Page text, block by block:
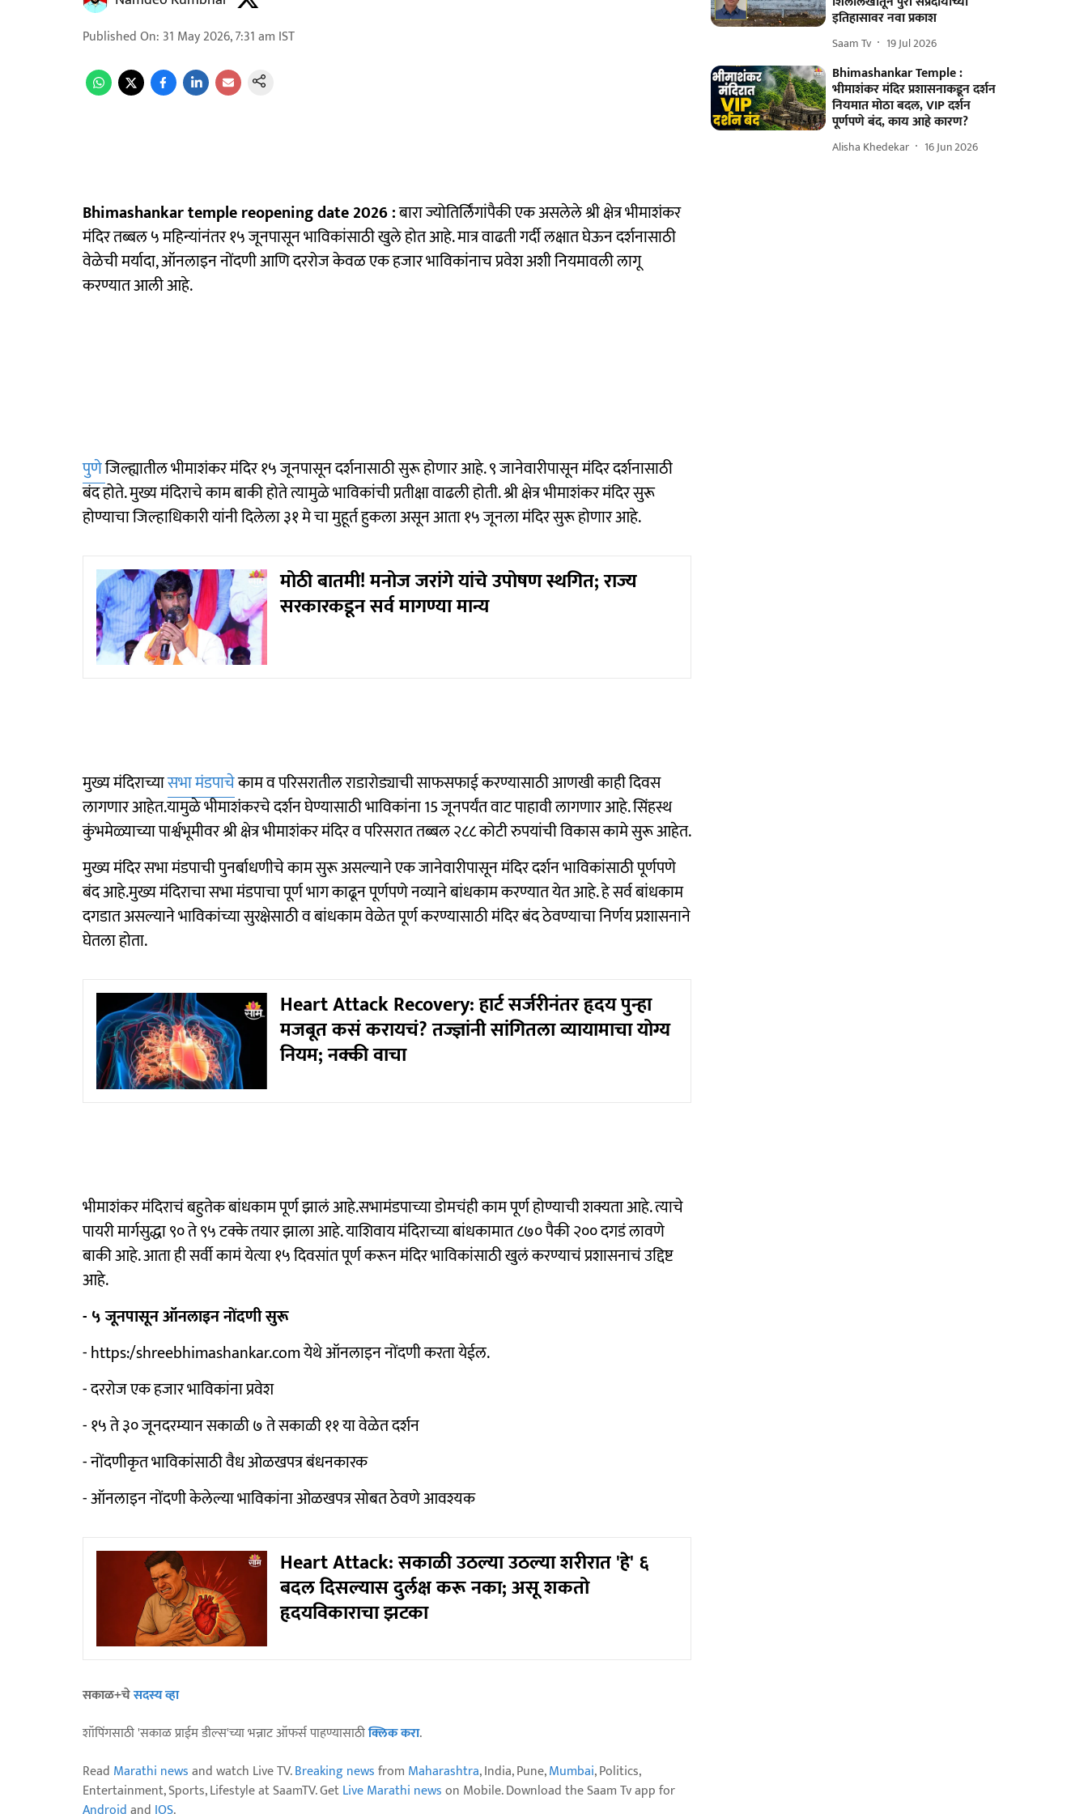
Published On: 31 May 2026, 7:31 am IST
Bhimashankar temple reopening date 2026 :बारा ज्योतिर्लिंगांपैकी एक असलेले श्री क्षेत्र भीमाशंकर
मंदिर तब्बल ५ महिन्यांनंतर १५ जूनपासून भाविकांसाठी खुले होत आहे. मात्र वाढती गर्दी लक्षात घेऊन दर्शनासाठी
वेळेची मर्यादा, ऑनलाइन नोंदणी आणि दररोज केवळ एक हजार भाविकांनाच प्रवेश अशी नियमावली लागू
करण्यात आली आहे.
पुणेजिल्ह्यातील भीमाशंकर मंदिर १५ जूनपासून दर्शनासाठी सुरू होणार आहे. ९ जानेवारीपासून मंदिर दर्शनासाठी
बंद होते. मुख्य मंदिराचे काम बाकी होते त्यामुळे भाविकांची प्रतीक्षा वाढली होती. श्री क्षेत्र भीमाशंकर मंदिर सुरू
होण्याचा जिल्हाधिकारी यांनी दिलेला ३१ मे चा मुहूर्त हुकला असून आता १५ जूनला मंदिर सुरू होणार आहे.
मोठी बातमी! मनोज जरांगे यांचे उपोषण स्थगित; राज्य
सरकारकडून सर्व मागण्या मान्य
मुख्य मंदिराच्यासभा मंडपाचेकाम व परिसरातील राडारोड्याची साफसफाई करण्यासाठी आणखी काही दिवस
लागणार आहेत.यामुळे भीमाशंकरचे दर्शन घेण्यासाठी भाविकांना 15 जूनपर्यंत वाट पाहावी लागणार आहे. सिंहस्थ
कुंभमेळ्याच्या पार्श्वभूमीवर श्री क्षेत्र भीमाशंकर मंदिर व परिसरात तब्बल २८८ कोटी रुपयांची विकास कामे सुरू आहेत.
मुख्य मंदिर सभा मंडपाची पुनर्बाधणीचे काम सुरू असल्याने एक जानेवारीपासून मंदिर दर्शन भाविकांसाठी पूर्णपणे
बंद आहे.मुख्य मंदिराचा सभा मंडपाचा पूर्ण भाग काढून पूर्णपणे नव्याने बांधकाम करण्यात येत आहे. हे सर्व बांधकाम
दगडात असल्याने भाविकांच्या सुरक्षेसाठी व बांधकाम वेळेत पूर्ण करण्यासाठी मंदिर बंद ठेवण्याचा निर्णय प्रशासनाने
घेतला होता.
Heart Attack Recovery: हार्ट सर्जरीनंतर हृदय पुन्हा
मजबूत कसं करायचं? तज्ज्ञांनी सांगितला व्यायामाचा योग्य
नियम; नक्की वाचा
भीमाशंकर मंदिराचं बहुतेक बांधकाम पूर्ण झालं आहे.सभामंडपाच्या डोमचंही काम पूर्ण होण्याची शक्यता आहे. त्याचे
पायरी मार्गसुद्धा ९० ते ९५ टक्के तयार झाला आहे. याशिवाय मंदिराच्या बांधकामात ८७० पैकी २०० दगडं लावणे
बाकी आहे. आता ही सर्वी कामं येत्या १५ दिवसांत पूर्ण करून मंदिर भाविकांसाठी खुलं करण्याचं प्रशासनाचं उद्दिष्ट
आहे.
- ५ जूनपासून ऑनलाइन नोंदणी सुरू
- https:/shreebhimashankar.com येथे ऑनलाइन नोंदणी करता येईल.
- दररोज एक हजार भाविकांना प्रवेश
- १५ ते ३० जूनदरम्यान सकाळी ७ ते सकाळी ११ या वेळेत दर्शन
- नोंदणीकृत भाविकांसाठी वैध ओळखपत्र बंधनकारक
- ऑनलाइन नोंदणी केलेल्या भाविकांना ओळखपत्र सोबत ठेवणे आवश्यक
Heart Attack: सकाळी उठल्या उठल्या शरीरात 'हे' ६
बदल दिसल्यास दुर्लक्ष करू नका; असू शकतो
हृदयविकाराचा झटका
सकाळ+चेसदस्य व्हा
शॉपिंगसाठी 'सकाळ प्राईम डील्स'च्या भन्नाट ऑफर्स पाहण्यासाठीक्लिक करा.
Read Marathi newsand watch Live TV.Breaking newsfrom Maharashtra, India, Pune,Mumbai, Politics,
Entertainment, Sports, Lifestyle at SaamTV. GetLive Marathi newson Mobile. Download the Saam Tv app for
इतिहासावर नवा प्रकाश
Saam Tv 19 Jul 2026
Bhimashankar Temple :
भीमाशंकर मंदिर प्रशासनाकडून दर्शन
नियमात मोठा बदल, VIP दर्शन
पूर्णपणे बंद, काय आहे कारण?
Alisha Khedekar 16 Jun 2026